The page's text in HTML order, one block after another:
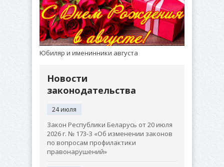
Юбиляр и именинники августа
Новости
законодательства
24 июля
Закон Республики Беларусь от 20 июля
2026 г. № 173-З «Об изменении законов
по вопросам профилактики
правонарушений»